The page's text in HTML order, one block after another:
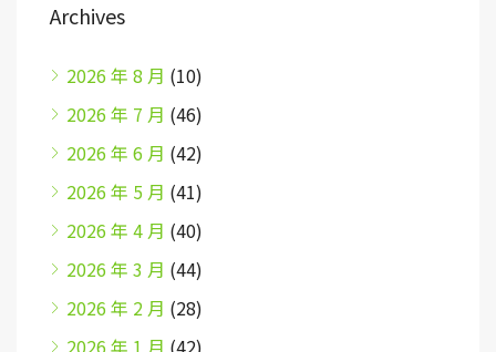
Archives
2026 年 8 月 (10)
2026 年 7 月 (46)
2026 年 6 月 (42)
2026 年 5 月 (41)
2026 年 4 月 (40)
2026 年 3 月 (44)
2026 年 2 月 (28)